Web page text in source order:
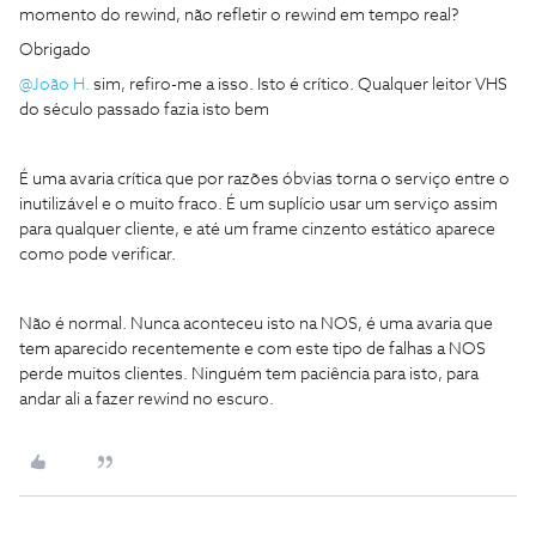
momento do rewind, não refletir o rewind em tempo real?
Obrigado
@João H. sim, refiro-me a isso. Isto é crítico. Qualquer leitor VHS
do século passado fazia isto bem
É uma avaria crítica que por razões óbvias torna o serviço entre o
inutilizável e o muito fraco. É um suplício usar um serviço assim
para qualquer cliente, e até um frame cinzento estático aparece
como pode verificar.
Não é normal. Nunca aconteceu isto na NOS, é uma avaria que
tem aparecido recentemente e com este tipo de falhas a NOS
perde muitos clientes. Ninguém tem paciência para isto, para
andar ali a fazer rewind no escuro.